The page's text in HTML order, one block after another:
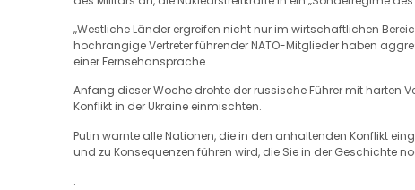
„Westliche Länder ergreifen nicht nur im wirtschaftlichen
hochrangige Vertreter führender NATO-Mitglieder haben
einer Fernsehansprache.
Anfang dieser Woche drohte der russische Führer mit harten
Konflikt in der Ukraine einmischten.
Putin warnte alle Nationen, die in den anhaltenden Konflikt
und zu Konsequenzen führen wird, die Sie in der Geschichte
.